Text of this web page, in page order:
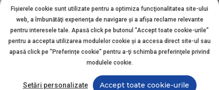
Fișierele cookie sunt utilizate pentru a optimiza funcţionalitatea site-ului
web, a îmbunătăţi experienţa de navigare şi a afişa reclame relevante
pentru interesele tale. Apasă click pe butonul "Accept toate cookie-urile"
pentru a accepta utilizarea modulelor cookie şi a accesa direct site-ul sau
apasă click pe "Preferințe cookie" pentru a-ţi schimba preferinţele privind
modulele cookie.
Setări personalizate Accept toate cookie-urile